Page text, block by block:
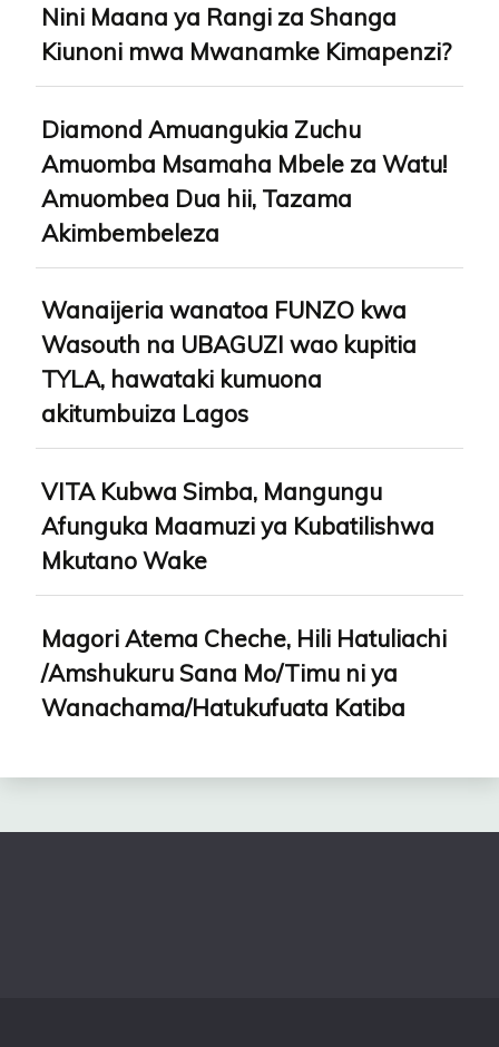
Nini Maana ya Rangi za Shanga
Kiunoni mwa Mwanamke Kimapenzi?
Diamond Amuangukia Zuchu
Amuomba Msamaha Mbele za Watu!
Amuombea Dua hii, Tazama
Akimbembeleza
Wanaijeria wanatoa FUNZO kwa
Wasouth na UBAGUZI wao kupitia
TYLA, hawataki kumuona
akitumbuiza Lagos
VITA Kubwa Simba, Mangungu
Afunguka Maamuzi ya Kubatilishwa
Mkutano Wake
Magori Atema Cheche, Hili Hatuliachi
/Amshukuru Sana Mo/Timu ni ya
Wanachama/Hatukufuata Katiba